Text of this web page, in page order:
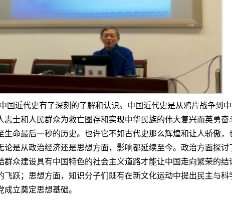
国近代史有了深刻的了解和认识。中国近代史是从鸦片战争到
士和人民群众为救亡图存和实现中华民族的伟大复兴而英勇奋
生命最后一秒的历史。也许它不如古代史那么辉煌和让人骄傲，
论是从政治经济还是思想方面，影响都延续至今。政治方面探讨
众建设具有中国特色的社会主义道路才能让中国走向繁荣的结
跃；思想方面，知识分子们既有在新文化运动中提出民主与科
立奠定思想基础。